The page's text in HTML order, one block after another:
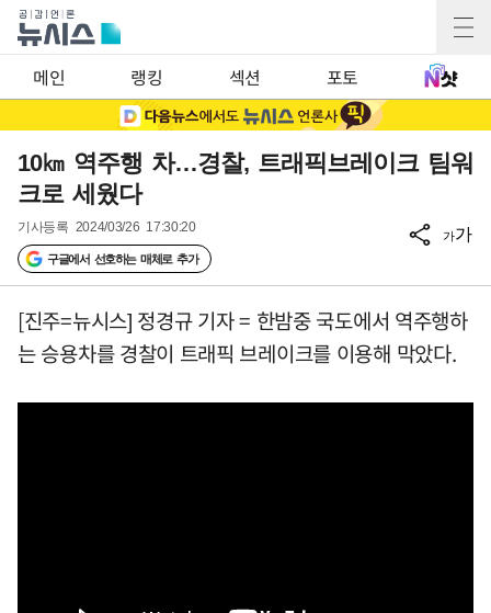
메인 랭킹 섹션 포토
10㎞ 역주행 차…경찰, 트래픽브레이크 팀워
크로 세웠다
기사등록 2024/03/26 17:30:20
구글에서 선호하는 매체로 추가
가가
[진주=뉴시스] 정경규 기자 = 한밤중 국도에서 역주행하
는 승용차를 경찰이 트래픽 브레이크를 이용해 막았다.